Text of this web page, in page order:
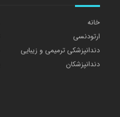
خانه
ارتودنسی
دندانپزشکی ترمیمی و زیبایی
دندانپزشکان